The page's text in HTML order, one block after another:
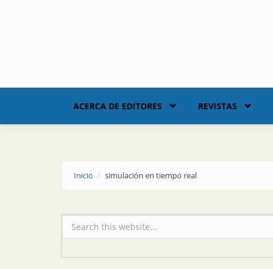
ACERCA DE EDITORES REVISTAS
Inicio simulación en tiempo real
Formulario de búsqueda